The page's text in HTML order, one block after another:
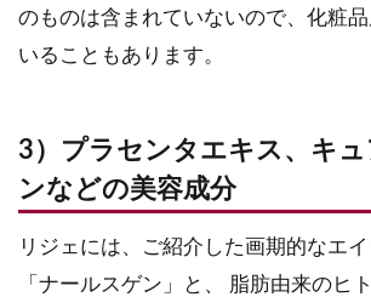
のものは含まれていないので、化粧
いることもあります。
3）プラセンタエキス、キュ
ンなどの美容成分
リジェには、ご紹介した画期的なエ
「ナールスゲン」と、 脂肪由来のヒ